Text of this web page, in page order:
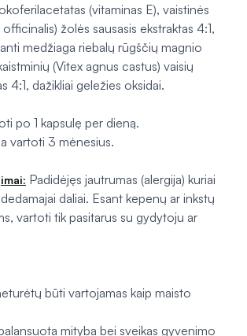
(vitaminas E), vaistinės
) žolės sausasis ekstraktas 4:1,
medžiaga riebalų rūgščių magnio
(Vitex agnus castus) vaisių
4:1, dažikliai geležies oksidai.
po 1 kapsulę per dieną.
vartoti 3 mėnesius.
Padidėjęs jautrumas (alergija) kuriai
daliai. Esant kepenų ar inkstų
vartoti tik pasitarus su gydytoju ar
būti vartojamas kaip maisto
mityba bei sveikas gyvenimo